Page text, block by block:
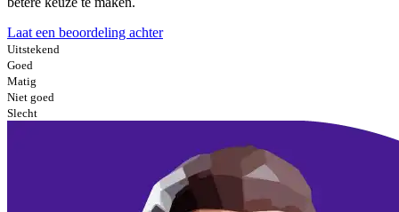
Laat een beoordeling achter
Uitstekend
Goed
Matig
Niet goed
Slecht